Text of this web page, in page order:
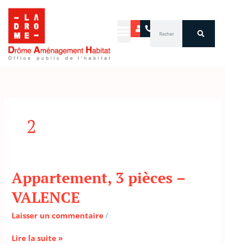
Aller
contenu
2
Appartement, 3 pièces –
VALENCE
Laisser un commentaire /
Appartement,
3
pièces
VALENCE
Lire la suite »